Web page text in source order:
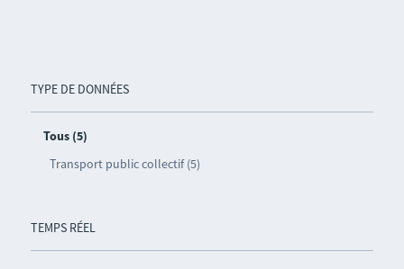
TYPE DE DONNÉES
Tous (5)
Transport public collectif (5)
TEMPS RÉEL